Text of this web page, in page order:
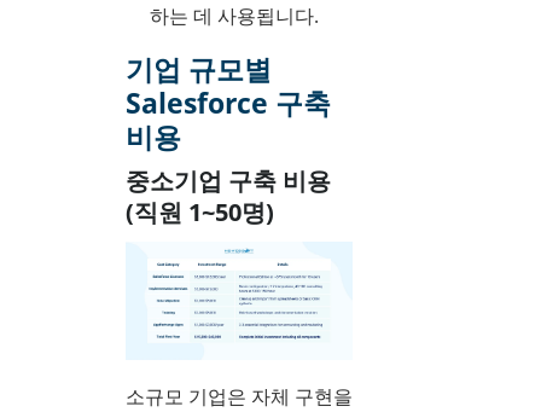
하는 데 사용됩니다.
기업 규모별
Salesforce 구축
비용
중소기업 구축 비용
(직원 1~50명)
소규모 기업은 자체 구현을